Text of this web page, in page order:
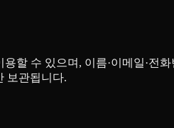
용할 수 있으며, 이름·이메일·
보관됩니다.